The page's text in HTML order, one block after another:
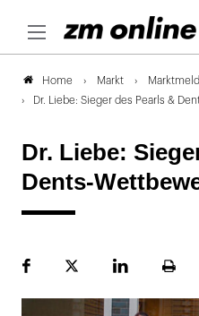
Home Markt
Dr. Liebe: Sieger des Pearls &
Dr. Liebe:
Dents-
FacebookPlattformLinekdInSeite